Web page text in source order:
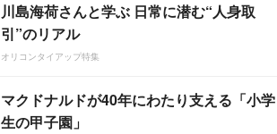
川島海荷さんと学ぶ 日常に潜む“人身取
引”のリアル
オリコンタイアップ特集
マクドナルドが40年にわたり支える「小学
生の甲子園」